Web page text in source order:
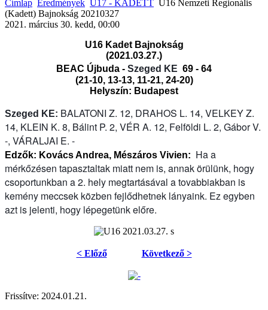
Címlap Eredmények U17 - KADETT U16 Nemzeti Regionális
(Kadett) Bajnokság 20210327
2021. március 30. kedd, 00:00
U16 Kadet Bajnokság
(2021.03.27.)
BEAC Újbuda - Szeged KE 69 - 64
(21-10, 13-13, 11-21, 24-20)
Helyszín: Budapest
Szeged KE: BALATONI Z. 12, DRAHOS L. 14, VELKEY Z.
14, KLEIN K. 8, Bálint P. 2, VÉR A. 12, Felföldi L. 2, Gábor V.
-, VÁRALJAI E. -
Edzők: Kovács Andrea, Mészáros Vivien: Ha a
mérkőzésen tapasztaltak miatt nem is, annak örülünk, hogy
csoportunkban a 2. hely megtartásával a tovabbiakban is
kemény meccsek közben fejlődhetnek lányaink. Ez egyben
azt is jelenti, hogy lépegetünk előre.
< Előző Következő >
Frissítve: 2024.01.21.